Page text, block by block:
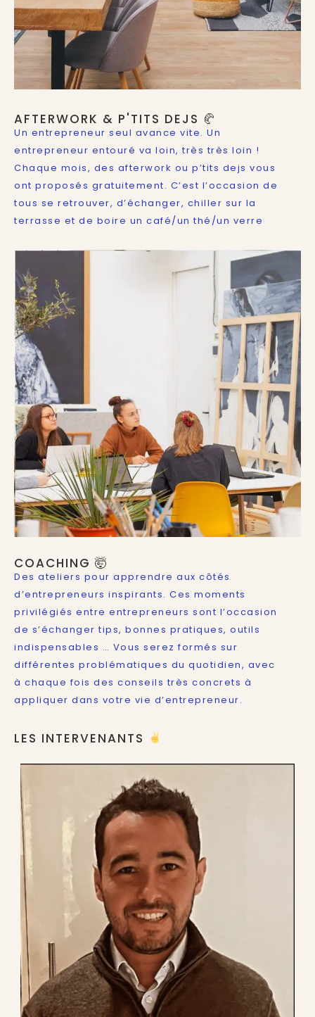
AFTERWORK & P'TITS DEJS 🥐
Un entrepreneur seul avance vite. Un
entrepreneur entouré va loin, très très loin !
Chaque mois, des afterwork ou p’tits dejs vous
ont proposés gratuitement. C’est l’occasion de
tous se retrouver, d’échanger, chiller sur la
terrasse et de boire un café/un thé/un verre
COACHING 🤯
Des ateliers pour apprendre aux côtés
d’entrepreneurs inspirants. Ces moments
privilégiés entre entrepreneurs sont l’occasion
de s’échanger tips, bonnes pratiques, outils
indispensables … Vous serez formés sur
différentes problématiques du quotidien, avec
à chaque fois des conseils très concrets à
appliquer dans votre vie d’entrepreneur.
LES INTERVENANTS